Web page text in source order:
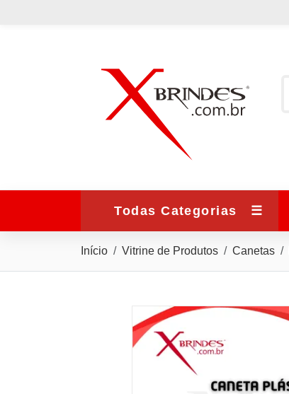
Todas Categorias ☰
Início Vitrine de Produtos Canetas